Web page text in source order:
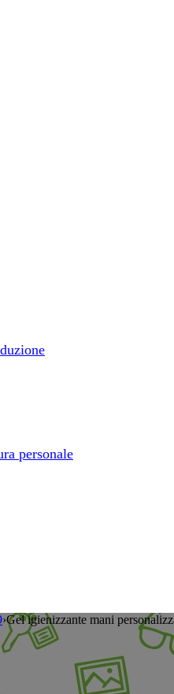
personale
›Gel igienizzante mani